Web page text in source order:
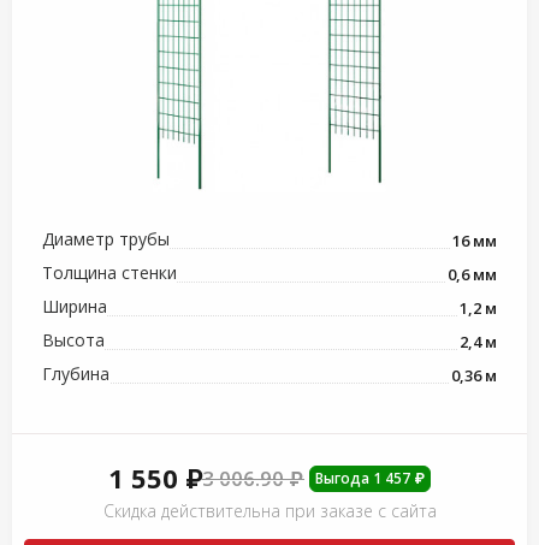
Диаметр трубы 16 мм
Толщина стенки 0,6 мм
Ширина 1,2 м
Высота 2,4 м
Глубина 0,36 м
1 550 ₽3 006.90 ₽ Выгода 1 457 ₽
Скидка действительна при заказе с сайта